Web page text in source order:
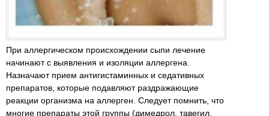
При аллергическом происхождении сыпи лечение
начинают с выявления и изоляции аллергена.
Назначают прием антигистаминных и седативных
препаратов, которые подавляют раздражающие
реакции организма на аллерген. Следует помнить, что
многие препараты этой группы (димедрол, тавегил,